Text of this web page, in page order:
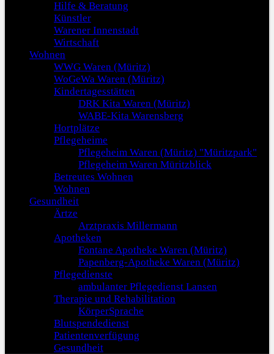
Hilfe & Beratung
Künstler
Warener Innenstadt
Wirtschaft
Wohnen
WWG Waren (Müritz)
WoGeWa Waren (Müritz)
Kindertagesstätten
DRK Kita Waren (Müritz)
WABE-Kita Warensberg
Hortplätze
Pflegeheime
Pflegeheim Waren (Müritz) "Müritzpark"
Pflegeheim Waren Müritzblick
Betreutes Wohnen
Wohnen
Gesundheit
Ärtze
Arztpraxis Millermann
Apotheken
Fontane Apotheke Waren (Müritz)
Papenberg-Apotheke Waren (Müritz)
Pflegedienste
ambulanter Pflegedienst Lansen
Therapie und Rehabilitation
KörperSprache
Blutspendedienst
Patientenverfügung
Gesundheit